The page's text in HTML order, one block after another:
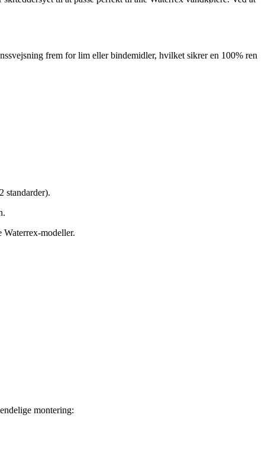
frem for lim eller bindemidler, hvilket sikrer en 100% ren
standarder).
Waterrex-modeller.
montering: